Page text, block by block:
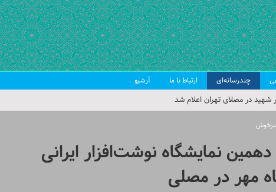
چندرسانه‌ای ارتباط با ما آرشیو
شهید در مصلای تهران اعلام شد
نماز جمعه تهران
تهران از سوی رهبر معظم انقلاب
انقلاب اسلامی ایران
ایران
سرخوش
نمایشگاه نوشت‌افزار ایرانی
مهر در مصلی